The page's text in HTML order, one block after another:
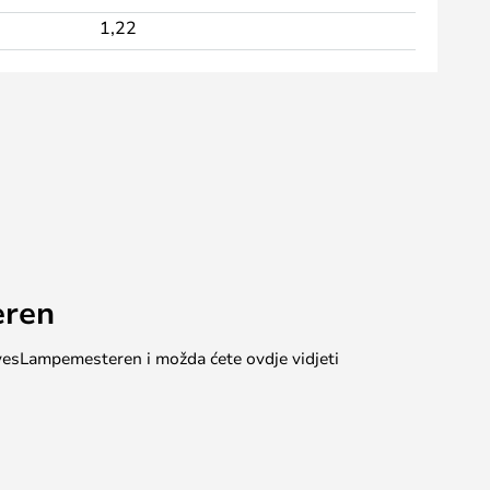
1,22
i možda ćete ovdje vidjeti